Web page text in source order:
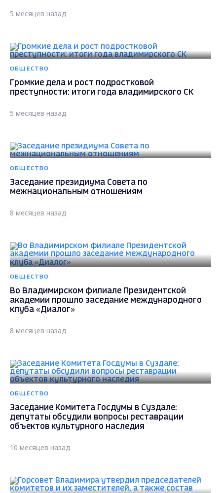
5 месяцев назад
ОБЩЕСТВО
Громкие дела и рост подростковой
преступности: итоги года владимирского СК
5 месяцев назад
ОБЩЕСТВО
Заседание президиума Совета по
межнациональным отношениям
8 месяцев назад
ОБЩЕСТВО
Во Владимирском филиале Президентской
академии прошло заседание международного
клуба «Диалог»
8 месяцев назад
ОБЩЕСТВО
Заседание Комитета Госдумы в Суздале:
депутаты обсудили вопросы реставрации
объектов культурного наследия
10 месяцев назад